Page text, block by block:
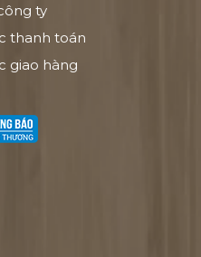
ty
thanh toán
giao hàng